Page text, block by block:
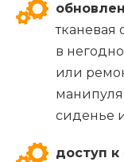
тканевая
в
или
сиденье
доступ